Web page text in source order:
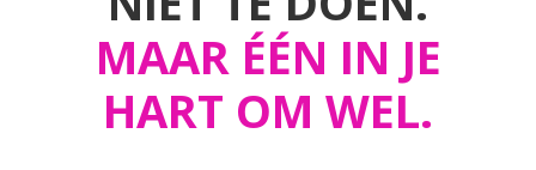
MAAR ÉÉN IN JE
HART OM WEL.